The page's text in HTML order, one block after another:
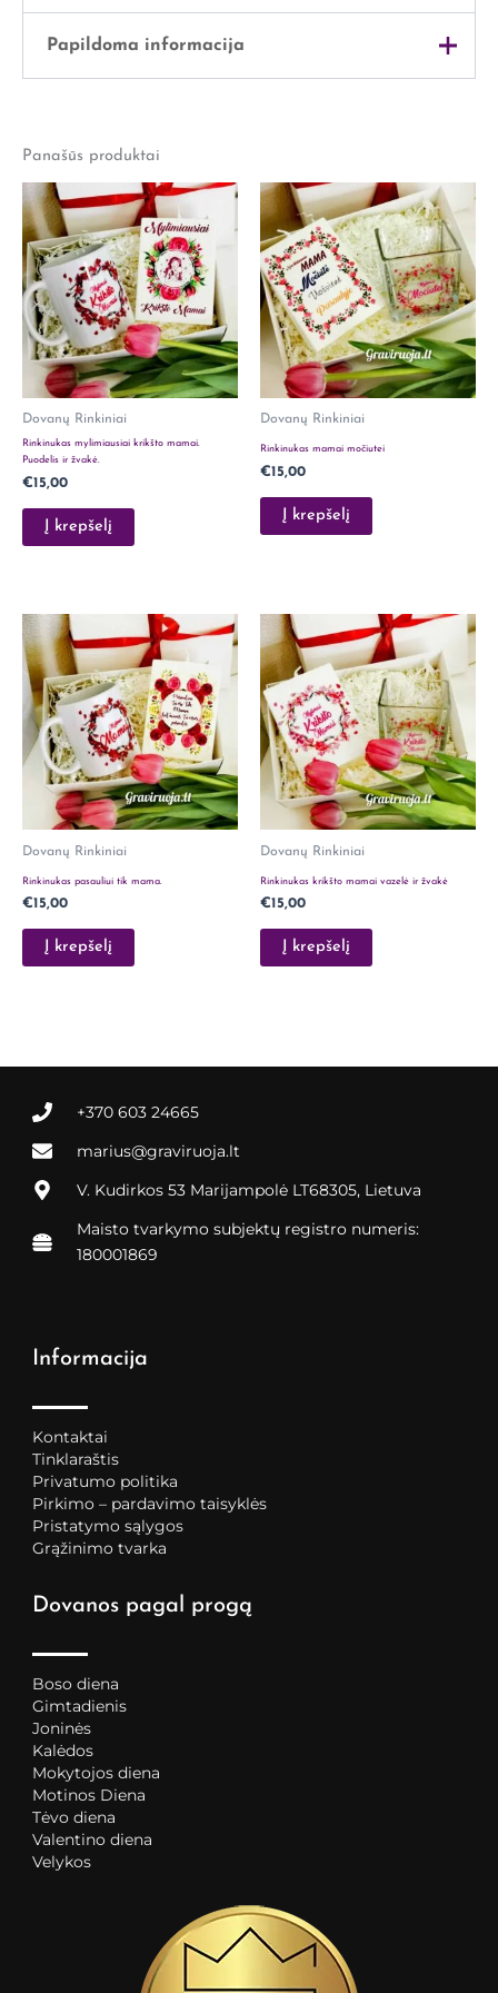
Papildoma informacija
Išmatavimai
Lytis Jam
Panašūs produktai
Dovanų Rinkiniai
Rinkinukas mylimiausiai krikšto mamai.
Puodelis ir žvakė.
€15,00
Į krepšelį
Dovanų Rinkiniai
Rinkinukas mamai močiutei
€15,00
Į krepšelį
Dovanų Rinkiniai
Rinkinukas pasauliui tik mama.
€15,00
Į krepšelį
Dovanų Rinkiniai
Rinkinukas krikšto mamai vazelė ir žvakė
€15,00
Į krepšelį
+370 603 24665
marius@graviruoja.lt
V. Kudirkos 53 Marijampolė LT68305, Lietuva
Maisto tvarkymo subjektų registro numeris:
180001869
Informacija
Kontaktai
Tinklaraštis
Privatumo politika
Pirkimo – pardavimo taisyklės
Pristatymo sąlygos
Grąžinimo tvarka
Dovanos pagal progą
Boso diena
Gimtadienis
Joninės
Kalėdos
Mokytojos diena
Motinos Diena
Tėvo diena
Valentino diena
Velykos